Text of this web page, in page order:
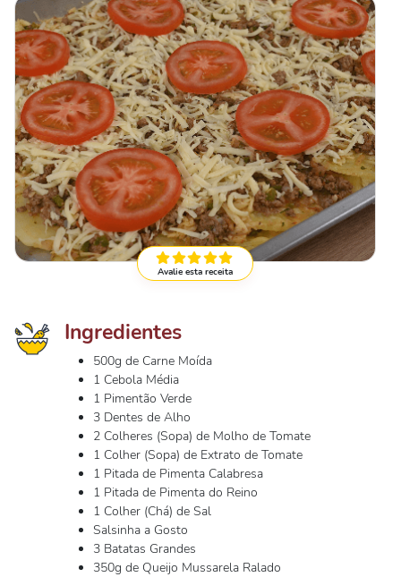
Avalie esta receita
Ingredientes
500g de Carne Moída
1 Cebola Média
1 Pimentão Verde
3 Dentes de Alho
2 Colheres (Sopa) de Molho de Tomate
1 Colher (Sopa) de Extrato de Tomate
1 Pitada de Pimenta Calabresa
1 Pitada de Pimenta do Reino
1 Colher (Chá) de Sal
Salsinha a Gosto
3 Batatas Grandes
350g de Queijo Mussarela Ralado